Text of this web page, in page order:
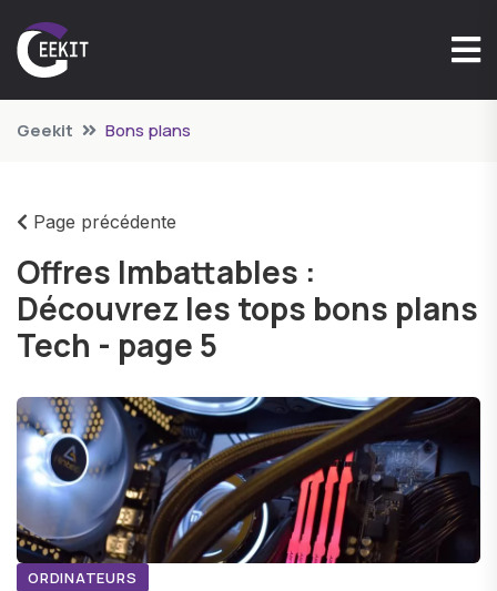
Geekit Bons plans
Page précédente
Offres Imbattables :
Découvrez les tops bons plans
Tech - page 5
ORDINATEURS